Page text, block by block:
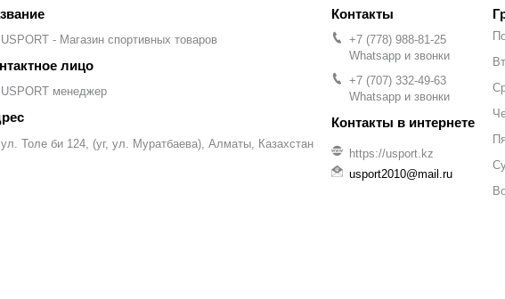
USPORT - Магазин спортивных товаров
USPORT менеджер
ул. Толе би 124, (уг, ул. Муратбаева), Алматы, Казахстан
+7 (778) 988-81-25
Whatsapp и звонки
+7 (707) 332-49-63
Whatsapp и звонки
https://usport.kz
usport2010@mail.ru